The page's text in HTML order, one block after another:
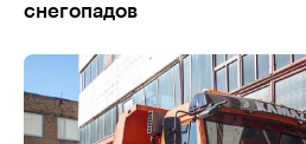
снегопадов